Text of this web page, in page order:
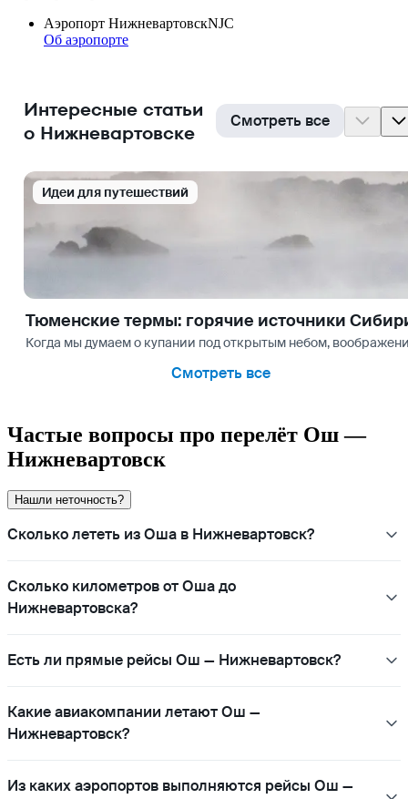
Аэропорт НижневартовскNJC
Об аэропорте
Интересные статьи
о Нижневартовске
Смотреть все
Идеи для путешествий
Тюменские термы: горячие источники
Когда мы думаем о купании под открытым небом,
Смотреть все
Частые вопросы про перелёт Ош —
Нижневартовск
Нашли неточность?
Сколько лететь из Оша в Нижневартовск?
Сколько километров от Оша до
Нижневартовска?
Есть ли прямые рейсы Ош — Нижневартовск?
Какие авиакомпании летают Ош —
Нижневартовск?
Из каких аэропортов выполняются рейсы Ош —